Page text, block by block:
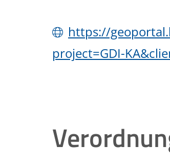
https://
project=GDI-